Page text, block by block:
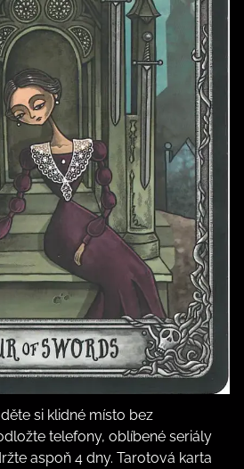
si klidné místo bez
telefony, oblíbené seriály
aspoň 4 dny. Tarotová karta